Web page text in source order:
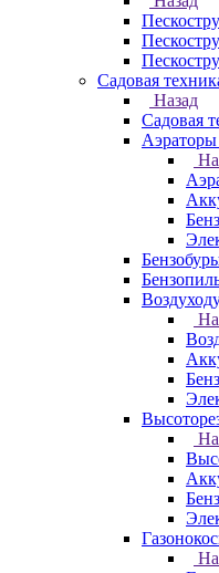
Садовая
Назад
Садовая
Аэраторы